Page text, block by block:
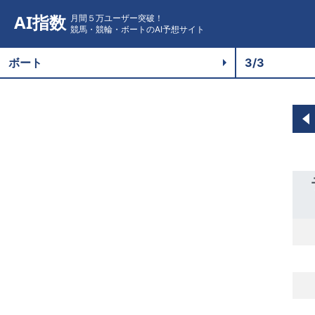
AI指数 月間５万ユーザー突破！
競馬・競輪・ボートのAI予想サイト